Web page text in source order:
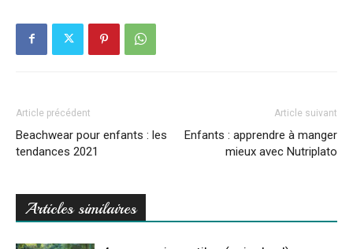
Article précédent
Beachwear pour enfants : les
tendances 2021
Article suivant
Enfants : apprendre à manger
mieux avec Nutriplato
Articles similaires